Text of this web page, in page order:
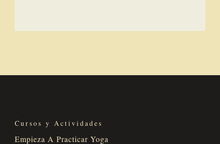
Cursos y Actividades
Empieza A Practicar Yoga